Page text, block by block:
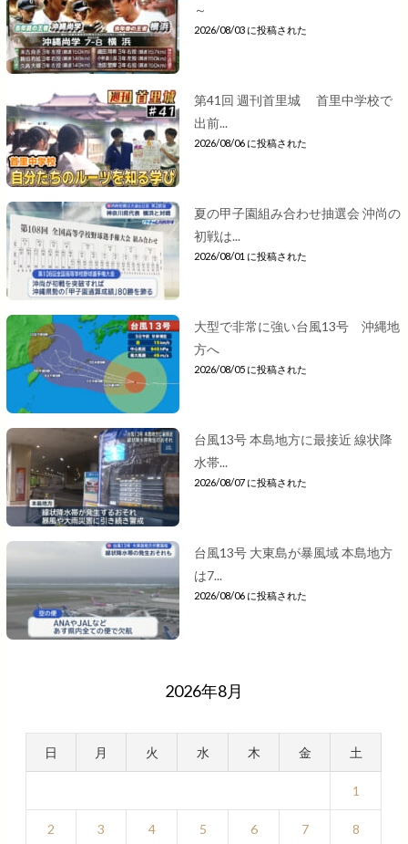
～
2026/08/03 に投稿された
第41回 週刊首里城 首里中学校で
出前...
2026/08/06 に投稿された
夏の甲子園組み合わせ抽選会 沖尚の
初戦は...
2026/08/01 に投稿された
大型で非常に強い台風13号 沖縄地
方へ
2026/08/05 に投稿された
台風13号 本島地方に最接近 線状降
水帯...
2026/08/07 に投稿された
台風13号 大東島が暴風域 本島地方
は7...
2026/08/06 に投稿された
2026年8月
日 月 火 水 木 金 土
1
2 3 4 5 6 7 8